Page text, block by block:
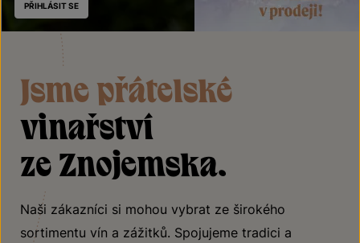
PŘIHLÁSIT SE
Jsme přátelské
vinařství
ze Znojemska.
Naši zákazníci si mohou vybrat ze širokého
sortimentu vín a zážitků. Spojujeme tradici a